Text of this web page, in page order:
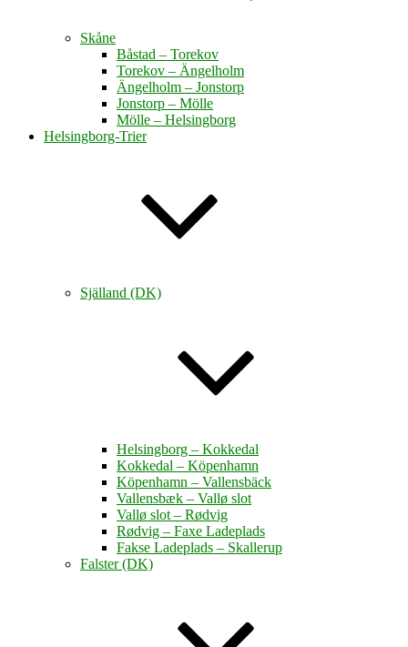
Skåne
Båstad – Torekov
Torekov – Ängelholm
Ängelholm – Jonstorp
Jonstorp – Mölle
Mölle – Helsingborg
Helsingborg-Trier
Själland (DK)
Helsingborg – Kokkedal
Kokkedal – Köpenhamn
Köpenhamn – Vallensbäck
Vallensbæk – Vallø slot
Vallø slot – Rødvig
Rødvig – Faxe Ladeplads
Fakse Ladeplads – Skallerup
Falster (DK)